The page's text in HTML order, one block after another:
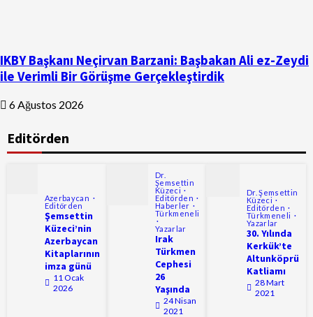
IKBY Başkanı Neçirvan Barzani: Başbakan Ali ez-Zeydi
ile Verimli Bir Görüşme Gerçekleştirdik
6 Ağustos 2026
Editörden
Azerbaycan
Editörden
Şemsettin
Küzeci’nin
Azerbaycan
Kitaplarının
imza günü
11 Ocak
2026
Dr.
Şemsettin
Küzeci
Editörden
Haberler
Türkmeneli
Yazarlar
Irak
Türkmen
Cephesi
26
Yaşında
24 Nisan
2021
Dr. Şemsettin
Küzeci
Editörden
Türkmeneli
Yazarlar
30. Yılında
Kerkük’te
Altunköprü
Katliamı
28 Mart
2021